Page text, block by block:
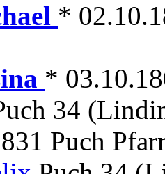
*
*
34
Puch